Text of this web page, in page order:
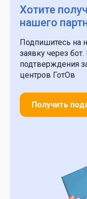
Хотите
нашего
Подпишитесь на
заявку через
подтверждения
центров ГотОв
Получить